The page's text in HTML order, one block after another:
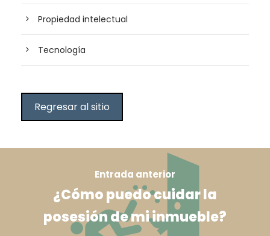
Propiedad intelectual
Tecnología
Regresar al sitio
Entrada anterior
¿Cómo puedo cuidar la
posesión de mi inmueble?